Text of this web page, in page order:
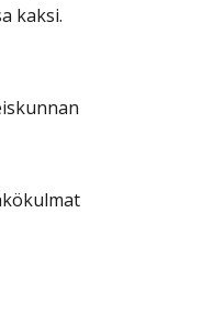
kaksi.